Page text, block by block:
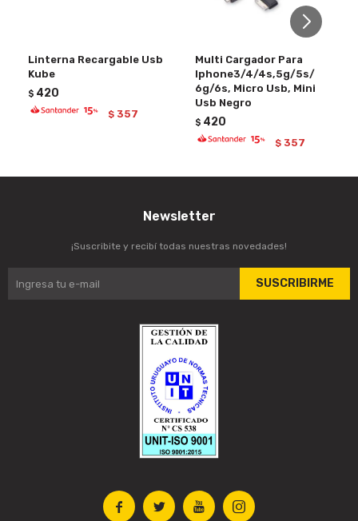
Linterna Recargable Usb
Kube
$ 420
$ 357
Multi Cargador Para
Iphone3/4/4s,5g/5s/
6g/6s, Micro Usb, Mini
Usb Negro
$ 420
$ 357
   
Newsletter
¡Suscribite y recibí todas nuestras novedades!
SUSCRIBIRME